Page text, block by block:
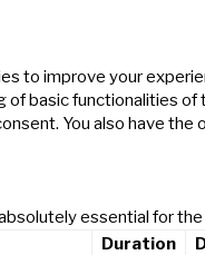
to improve your
of basic functionalities
You also have
essential for
Duration